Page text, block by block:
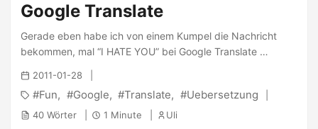
Google Translate
Gerade eben habe ich von einem Kumpel die Nachricht
bekommen, mal “I HATE YOU” bei Google Translate
einzugeben und von Englisch auf Japanisch zu übersetzen.
Das Ergebnis hat mich ein wenig verwundert :P ...
2011-01-28
Fun Google Translate Uebersetzung
40 Wörter 1 Minute Uli